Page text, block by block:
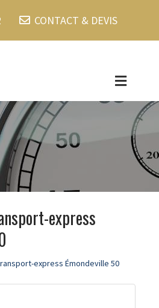
CONTACT & DEVIS
express
express Émondeville 50